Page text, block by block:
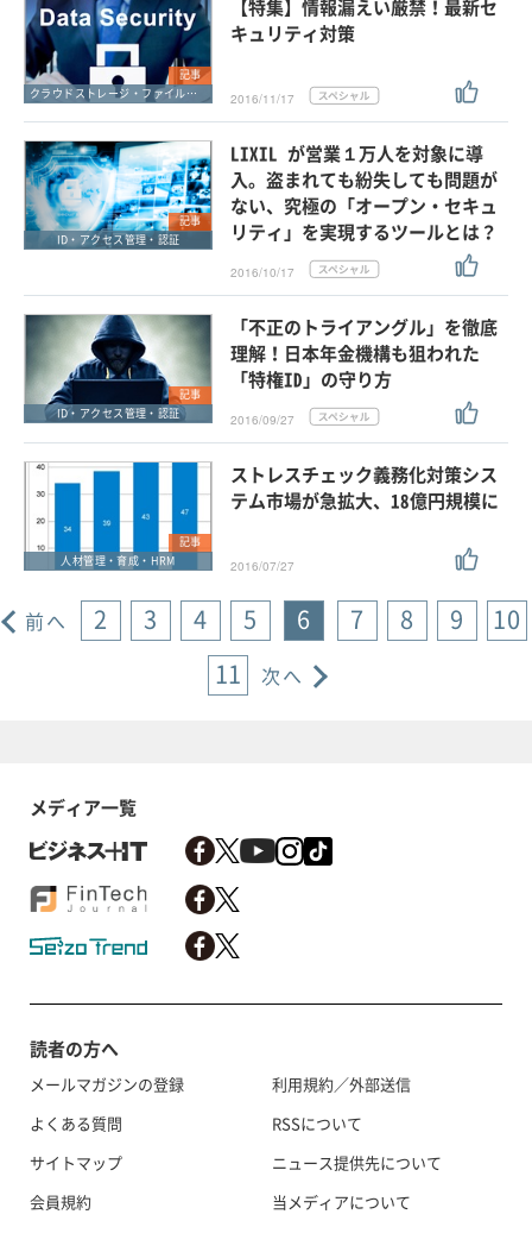
記事
クラウドストレージ・ファイル共有・ファイル転送
【特集】情報漏えい厳禁！最新セ
キュリティ対策
2016/11/17
記事
ID・アクセス管理・認証
LIXIL が営業１万人を対象に導
入。盗まれても紛失しても問題が
ない、究極の「オープン・セキュ
リティ」を実現するツールとは？
2016/10/17
記事
ID・アクセス管理・認証
「不正のトライアングル」を徹底
理解！日本年金機構も狙われた
「特権ID」の守り方
2016/09/27
記事
人材管理・育成・HRM
ストレスチェック義務化対策シス
テム市場が急拡大、18億円規模に
2016/07/27
前へ 2 3 4 5 6 7 8 9
10
11
次へ
メディア一覧
読者の方へ
メールマガジンの登録
よくある質問
サイトマップ
会員規約
利用規約／外部送信
RSSについて
ニュース提供先について
当メディアについて